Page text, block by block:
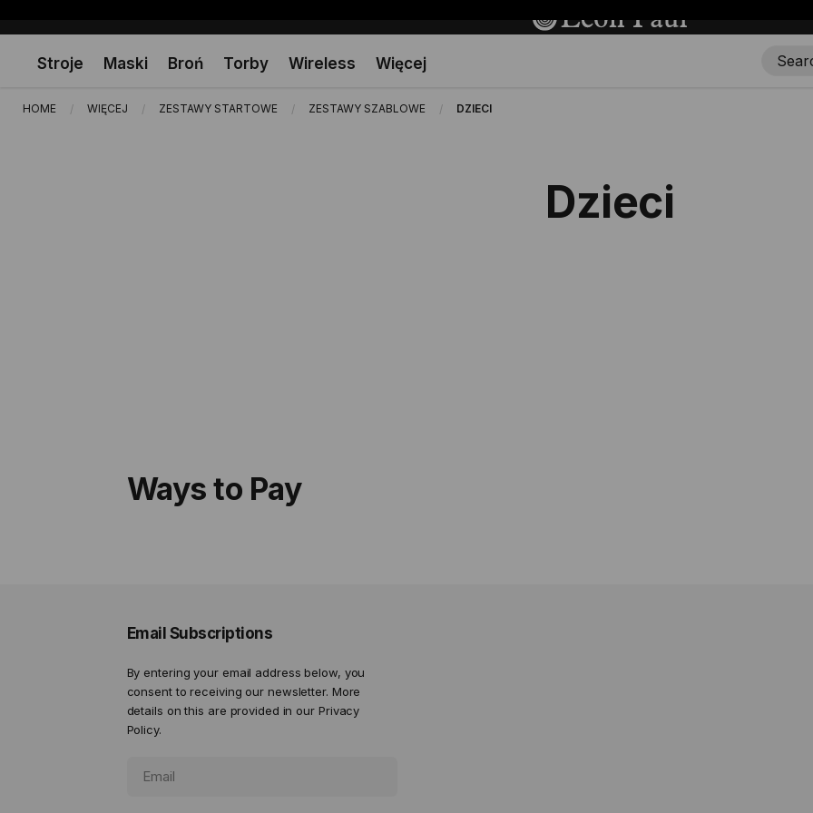
Store
Stroje Maski Broń Torby Wireless Więcej
HOME WIĘCEJ ZESTAWY STARTOWE ZESTAWY SZABLOWE DZIECI
Dzieci
Ways to Pay
Email Subscriptions
By entering your email address below, you
consent to receiving our newsletter. More
details on this are provided in our Privacy
Policy.